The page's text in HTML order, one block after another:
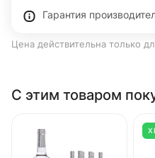
Гарантия
Цена действительна только
С этим товаром